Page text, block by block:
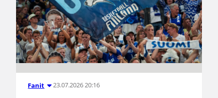
Fanit 23.07.2026 20:16